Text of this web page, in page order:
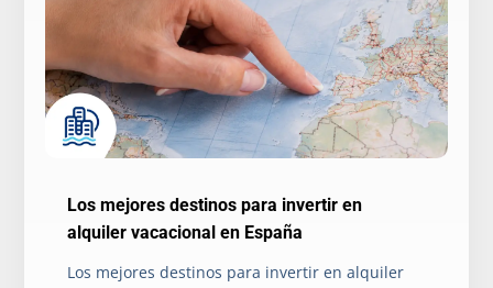
Los mejores destinos para invertir en
alquiler vacacional en España
Los mejores destinos para invertir en alquiler